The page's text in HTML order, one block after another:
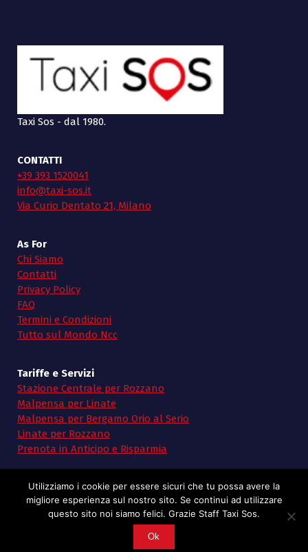
Taxi Sos - dal 1980.
CONTATTI
+39 393 1520041
info@taxi-sos.it
Via Curio Dentato 21, Milano
As For
Chi Siamo
Contatti
Privacy Policy
FAQ
Termini e Condizioni
Tutto sul Mondo Ncc
Tariffe e Servizi
Stazione Centrale per Rozzano
Malpensa per Linate
Malpensa per Bergamo Orio al Serio
Linate per Rozzano
Prenota in Anticipo e Risparmia
Copyright © 2026 Taxi SoS | Powered by Taxi Sos
Utilizziamo i cookie per essere sicuri che tu possa avere la
migliore esperienza sul nostro sito. Se continui ad utilizzare
questo sito noi siamo felici. Grazie Staff Taxi Sos.
Ok